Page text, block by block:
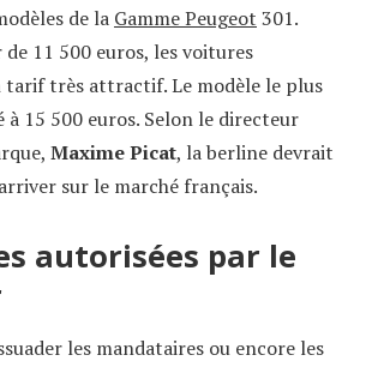
de la Gamme Peugeot 301.
11 500 euros, les voitures
tarif très attractif. Le modèle le plus
à 15 500 euros. Selon le directeur
Maxime Picat, la berline devrait
sur le marché français.
autorisées par le
les mandataires ou encore les